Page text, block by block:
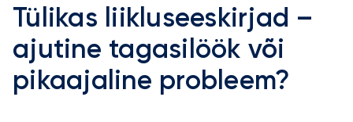
Tülikas liikluseeskirjad –
ajutine tagasilöök või
pikaajaline probleem?